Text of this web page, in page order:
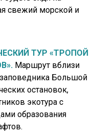
свежий морской и
ТУР «ТРОПОЙ
Маршрут вблизи
Большой
остановок,
экотура с
образования